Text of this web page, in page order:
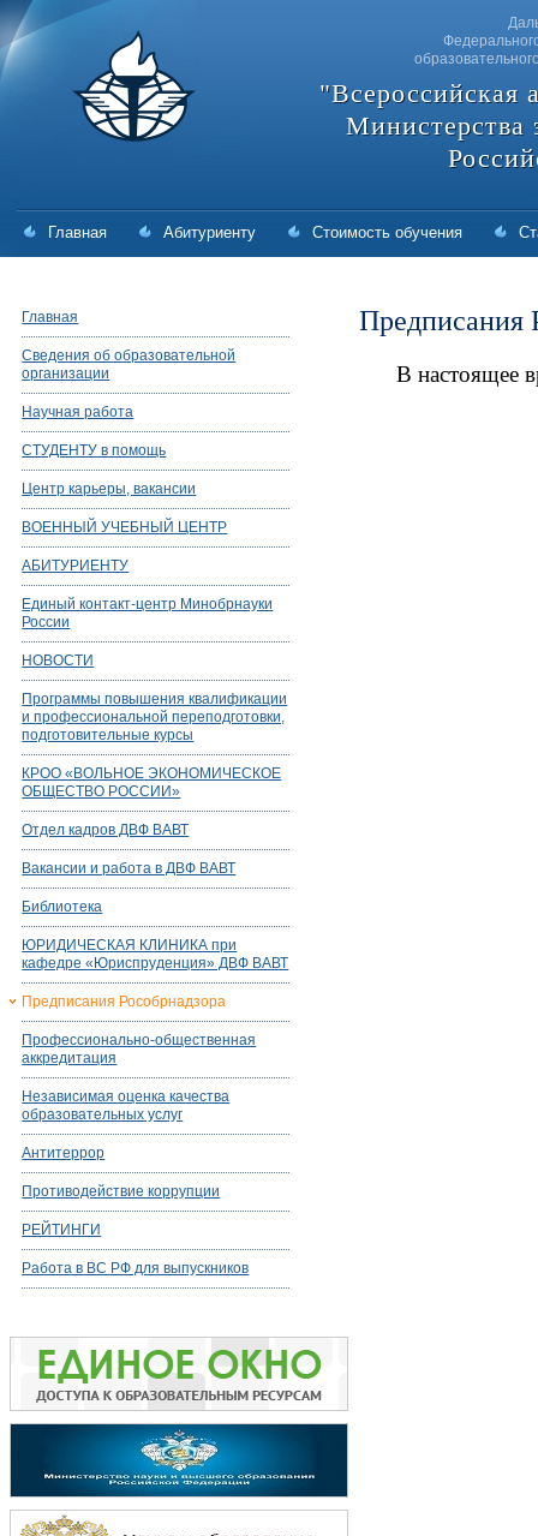
"Всероссийская
Министерства
Главная Абитуриенту Стоимость обучения
Главная
Сведения об образовательной
организации
Научная работа
СТУДЕНТУ в помощь
Центр карьеры, вакансии
ВОЕННЫЙ УЧЕБНЫЙ ЦЕНТР
АБИТУРИЕНТУ
Единый контакт-центр Минобрнауки
России
НОВОСТИ
Программы повышения квалификации
и профессиональной переподготовки,
подготовительные курсы
КРОО «ВОЛЬНОЕ ЭКОНОМИЧЕСКОЕ
ОБЩЕСТВО РОССИИ»
Отдел кадров ДВФ ВАВТ
Вакансии и работа в ДВФ ВАВТ
Библиотека
ЮРИДИЧЕСКАЯ КЛИНИКА при
кафедре «Юриспруденция» ДВФ ВАВТ
Предписания Рособрнадзора
Профессионально-общественная
аккредитация
Независимая оценка качества
образовательных услуг
Антитеррор
Противодействие коррупции
РЕЙТИНГИ
Работа в ВС РФ для выпускников
Предписания
В настоящее